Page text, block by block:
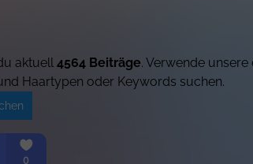
aktuell 4564 Beiträge. Verwende
Haartypen oder Keywords suchen.